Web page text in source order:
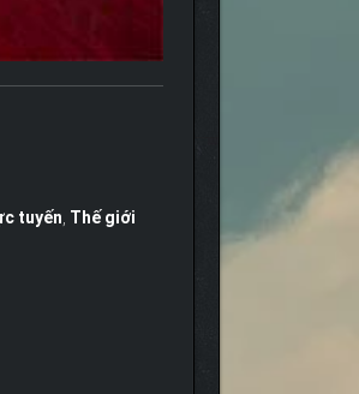
tuyến Thế giới